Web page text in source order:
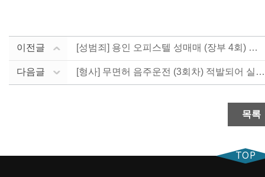
이전글 [성범죄] 용인 오피스텔 성매매 (장부 4회) 혐의로 ....
다음글 [형사] 무면허 음주운전 (3회차) 적발되어 실형 불가....
목록
TOP